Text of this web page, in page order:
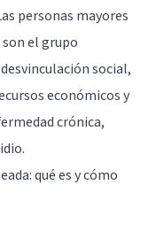
personas mayores
el grupo
social,
económicos y
crónica,
qué es y cómo